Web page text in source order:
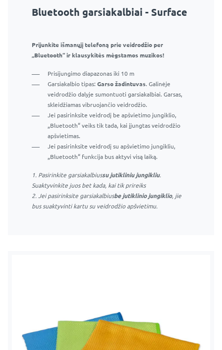
Bluetooth garsiakalbiai - Surface
Prijunkite išmanųjį telefoną prie veidrodžio per
„Bluetooth“ ir klausykitės mėgstamos muzikos!
Prisijungimo diapazonas iki 10 m
Garsiakalbio tipas: Garso žadintuvas . Galinėje
veidrodžio dalyje sumontuoti garsiakalbiai. Garsas,
skleidžiamas vibruojančio veidrodžio.
Jei pasirinksite veidrodį be apšvietimo jungiklio,
„Bluetooth“ veiks tik tada, kai įjungtas veidrodžio
apšvietimas.
Jei pasirinksite veidrodį su apšvietimo jungikliu,
„Bluetooth“ funkcija bus aktyvi visą laiką.
1. Pasirinkite garsiakalbiussu jutikliniu jungikliu.
Suaktyvinkite juos bet kada, kai tik prireiks
2. Jei pasirinksite garsiakalbiusbe jutiklinio jungiklio, jie
bus suaktyvinti kartu su veidrodžio apšvietimu.